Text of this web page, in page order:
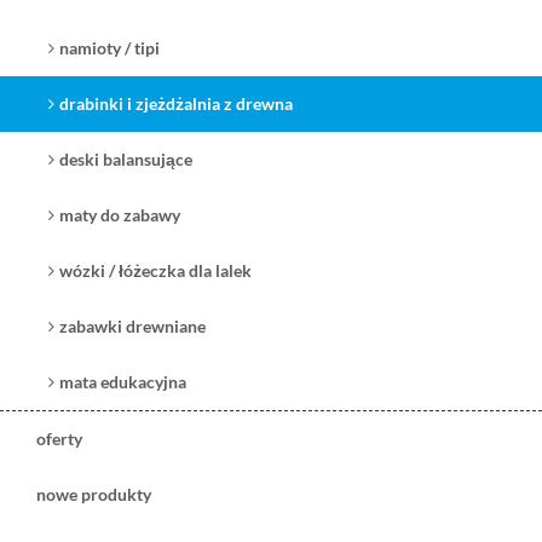
namioty / tipi
drabinki i zjeżdżalnia z drewna
deski balansujące
maty do zabawy
wózki / łóżeczka dla lalek
zabawki drewniane
mata edukacyjna
oferty
nowe produkty